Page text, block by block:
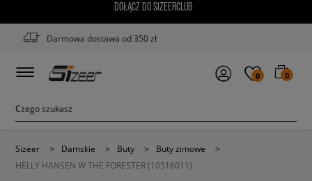
DOŁĄCZ DO SIZEERCLUB
Darmowa dostawa od 350 zł
0 0
Sizeer > Damskie > Buty > Buty zimowe
>
HELLY HANSEN W THE FORESTER (10516011)